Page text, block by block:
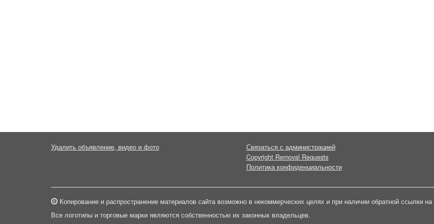
Удалить объявление, видео и фото
Связаться с администрацией
Copyright Removal Requests
Политика конфиденциальности
Копирование и распространение материалов сайта возможно в некоммерческих целях и при наличии обратной ссылки на
Все логотипы и торговые марки являются собственностью их законных владельцев.